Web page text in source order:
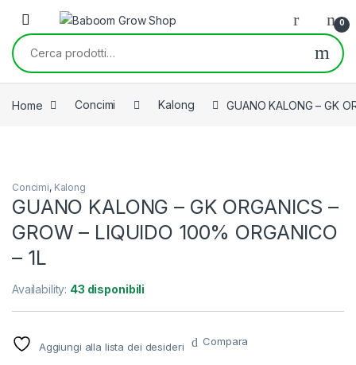
Skip to navigation
Skip to content
0
Cerca:
Home Concimi Kalong GUANO KALONG – GK
Concimi, Kalong
GUANO KALONG – GK ORGANICS –
GROW – LIQUIDO 100% ORGANICO
– 1L
Availability: 43 disponibili
Aggiungi alla lista dei desideri Compara